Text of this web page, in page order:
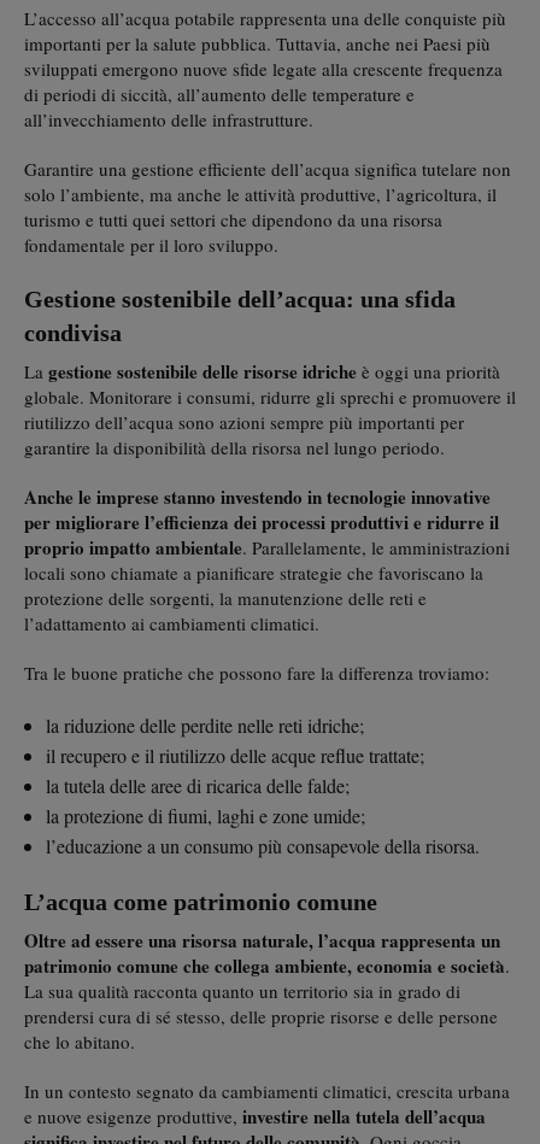
L’accesso all’acqua potabile rappresenta una delle conquiste più
importanti per la salute pubblica. Tuttavia, anche nei Paesi più
sviluppati emergono nuove sfide legate alla crescente frequenza
di periodi di siccità, all’aumento delle temperature e
all’invecchiamento delle infrastrutture.
Garantire una gestione efficiente dell’acqua significa tutelare non
solo l’ambiente, ma anche le attività produttive, l’agricoltura, il
turismo e tutti quei settori che dipendono da una risorsa
fondamentale per il loro sviluppo.
Gestione sostenibile dell’acqua: una sfida
condivisa
La gestione sostenibile delle risorse idriche è oggi una priorità
globale. Monitorare i consumi, ridurre gli sprechi e promuovere il
riutilizzo dell’acqua sono azioni sempre più importanti per
garantire la disponibilità della risorsa nel lungo periodo.
Anche le imprese stanno investendo in tecnologie innovative
per migliorare l’efficienza dei processi produttivi e ridurre il
proprio impatto ambientale. Parallelamente, le amministrazioni
locali sono chiamate a pianificare strategie che favoriscano la
protezione delle sorgenti, la manutenzione delle reti e
l’adattamento ai cambiamenti climatici.
Tra le buone pratiche che possono fare la differenza troviamo:
la riduzione delle perdite nelle reti idriche;
il recupero e il riutilizzo delle acque reflue trattate;
la tutela delle aree di ricarica delle falde;
la protezione di fiumi, laghi e zone umide;
l’educazione a un consumo più consapevole della risorsa.
L’acqua come patrimonio comune
Oltre ad essere una risorsa naturale, l’acqua rappresenta un
patrimonio comune che collega ambiente, economia e società.
La sua qualità racconta quanto un territorio sia in grado di
prendersi cura di sé stesso, delle proprie risorse e delle persone
che lo abitano.
In un contesto segnato da cambiamenti climatici, crescita urbana
e nuove esigenze produttive, investire nella tutela dell’acqua